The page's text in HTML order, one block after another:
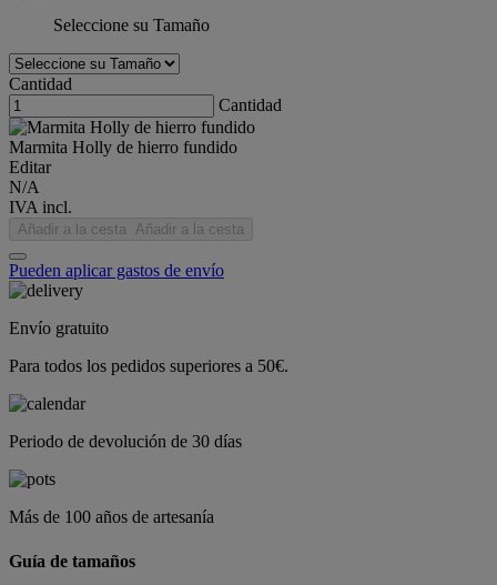
Seleccione su Tamaño
Cantidad
Cantidad
Marmita Holly de hierro fundido
Editar
N/A
IVA incl.
Añadir a la cesta Añadir a la cesta
Pueden aplicar gastos de envío
Envío gratuito
Para todos los pedidos superiores a 50€.
Periodo de devolución de 30 días
Más de 100 años de artesanía
Guía de tamaños